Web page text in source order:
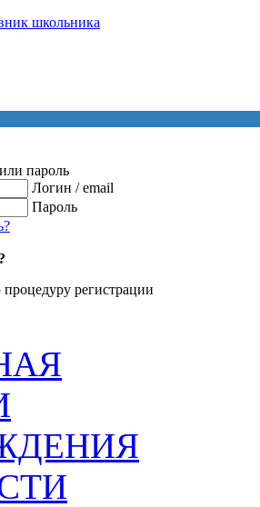
школьника
пароль
Логин / email
Пароль
регистрации